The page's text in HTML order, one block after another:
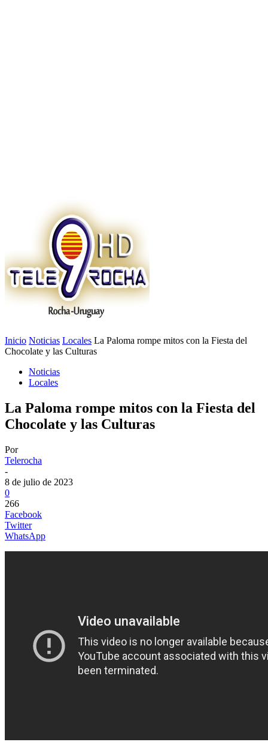
Inicio Noticias Locales La Paloma rompe mitos con la Fiesta del
Chocolate y las Culturas
Noticias
Locales
La Paloma rompe mitos con la Fiesta del
Chocolate y las Culturas
Por
Telerocha
-
8 de julio de 2023
0
266
Facebook
Twitter
WhatsApp